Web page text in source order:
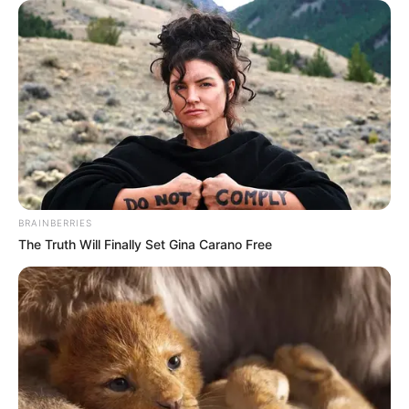
Proposta da Associação FNARAS
—PEC 14/2021: Supostamente trata da
aposentadoria especial
(Contudo, a Emenda Constitucional 120 já trata da questão e tem a
regulamentação em tramitação em Brasília) e fixar a
responsabilidade dos Prefeitos pela regularidade do vínculo
BRAINBERRIES
The Truth Will Finally Set Gina Carano Free